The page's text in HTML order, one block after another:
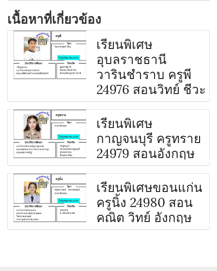
เนื้อหาที่เกี่ยวข้อง
เรียนพิเศษ
อุบลราชธานี
วารินชำราบ ครูพี
24976 สอนวิทย์ ชีวะ
เรียนพิเศษ
กาญจนบุรี ครูทราย
24979 สอนอังกฤษ
เรียนพิเศษขอนแก่น
ครูนิ้ง 24980 สอน
คณิต วิทย์ อังกฤษ